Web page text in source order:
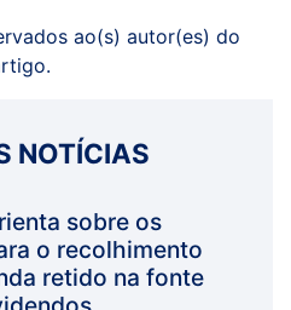
ao(s) autor(es) do
NOTÍCIAS
sobre os
o recolhimento
retido na fonte